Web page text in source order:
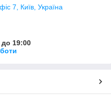
7, Київ, Україна
до 19:00